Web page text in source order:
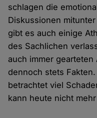
schlagen die
Diskussionen
gibt es auch einige
des Sachlichen
auch immer
dennoch stets
betrachtet viel
kann heute nicht